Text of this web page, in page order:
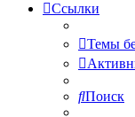
Ссылки
Темы
Поиск